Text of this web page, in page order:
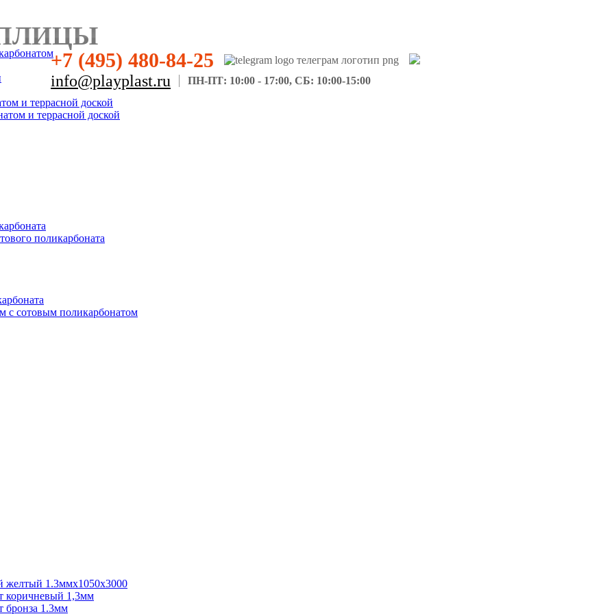
+7 (495) 480-84-25
info@playplast.ru ПН-ПТ: 10:00 - 17:00, СБ: 10:00-15:00
и террасной доской
и террасной доской
поликарбоната
с сотовым поликарбонатом
желтый 1.3ммх1050х3000
коричневый 1,3мм
бронза 1.3мм